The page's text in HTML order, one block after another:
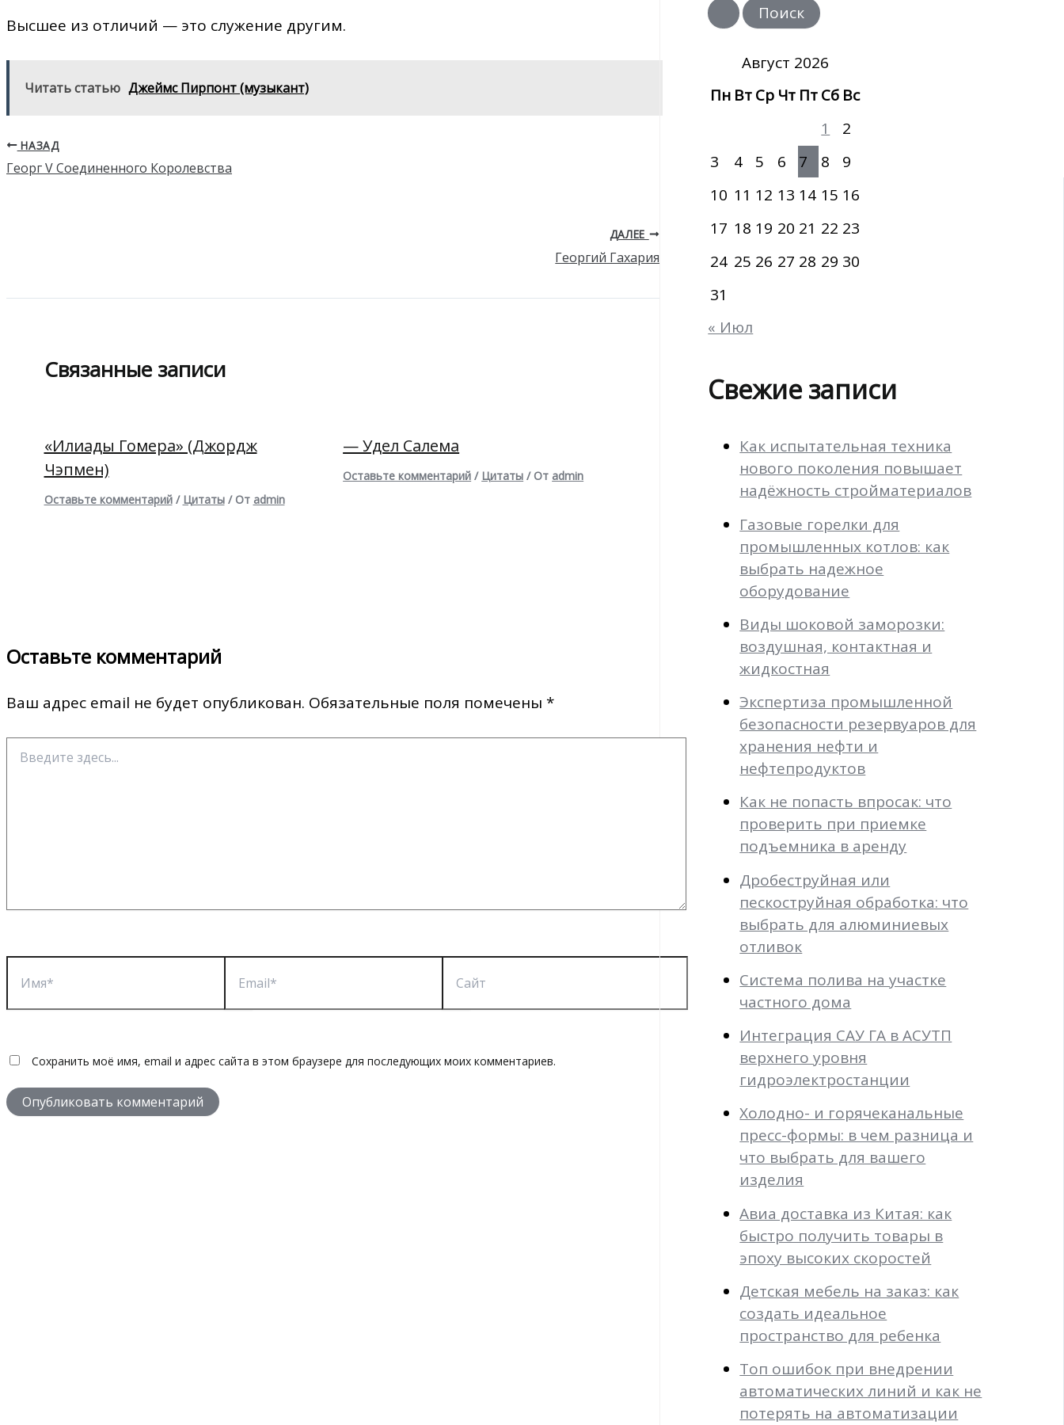
Высшее из отличий — это служение другим.
Читать статью Джеймс Пирпонт (музыкант)
НАЗАД
Георг V Соединенного Королевства
ДАЛЕЕ
Георгий Гахария
Связанные записи
«Илиады Гомера» (Джордж
Чэпмен)
Оставьте комментарий / Цитаты/ От admin
— Удел Салема
Оставьте комментарий / Цитаты / От admin
Оставьте комментарий
Ваш адрес email не будет опубликован. Обязательные поля помечены *
здесь...
Имя* Email* Сайт
Сохранить моё имя, email и адрес сайта в этом браузере для последующих моих комментариев.
и
с
Август 2026
Пн ВтСр Чт ПтСб Вс
1
2
3
4 5 6 7 8
9
10 11 12 13 14 15 16
17 18 19 20 21 22 23
24 25 26 27 28 29 30
31
« Июл
Свежие записи
Как испытательная техника
нового поколения повышает
надёжность стройматериалов
Газовые горелки для
промышленных котлов: как
выбрать надежное
оборудование
Виды шоковой заморозки:
воздушная, контактная и
жидкостная
Экспертиза промышленной
безопасности резервуаров для
хранения нефти и
нефтепродуктов
Как не попасть впросак: что
проверить при приемке
подъемника в аренду
Дробеструйная или
пескоструйная обработка: что
выбрать для алюминиевых
отливок
Система полива на участке
частного дома
Интеграция САУ ГА в АСУТП
верхнего уровня
гидроэлектростанции
Холодно- и горячеканальные
пресс-формы: в чем разница и
что выбрать для вашего
изделия
Авиа доставка из Китая: как
быстро получить товары в
эпоху высоких скоростей
Детская мебель на заказ: как
создать идеальное
пространство для ребенка
Топ ошибок при внедрении
автоматических линий и как не
потерять на автоматизации